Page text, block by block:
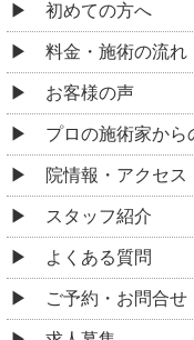
初めての方へ
料金・施術の流れ
お客様の声
プロの施術家から
院情報・アクセス
スタッフ紹介
よくある質問
ご予約・お問合せ